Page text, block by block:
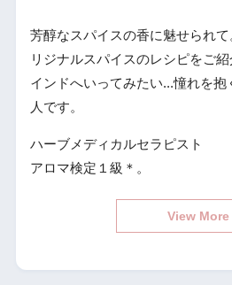
芳醇なスパイスの香に魅せられ
リジナルスパイスのレシピをご
インドへいってみたい...憧れを抱
人です。
ハーブメディカルセラピスト
アロマ検定１級＊。
View More